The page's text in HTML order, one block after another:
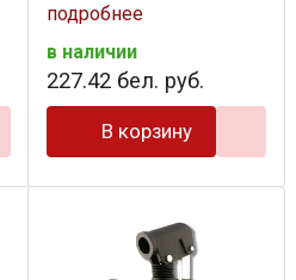
подробнее
в наличии
227.42 бел. руб.
В корзину